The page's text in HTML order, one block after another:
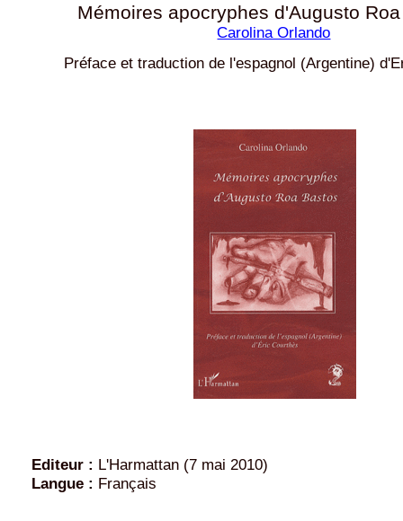
Mémoires apocryphes d'Augusto
Carolina Orlando
Préface et traduction de l'espagnol (Argentine)
Editeur : L'Harmattan (7 mai 2010)
Langue : Français